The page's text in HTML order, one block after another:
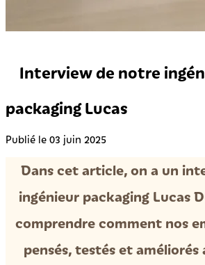
Interview de notre
packaging Lucas
Publié le 03 juin 2025
Dans cet article, on a un
ingénieur packaging Lucas
comprendre comment nos
pensés, testés et